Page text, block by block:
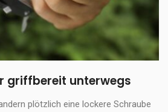
griffbereit unterwegs
plötzlich eine lockere Schraube